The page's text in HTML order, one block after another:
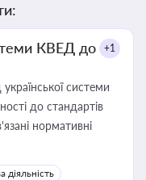
КВЕД до
+1
системи
до стандартів
нормативні
діяльність